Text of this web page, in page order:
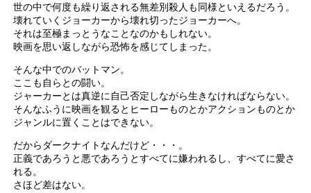
世の中で何度も繰り返される無差別殺人も同様といえるだろう。
壊れていくジョーカーから壊れ切ったジョーカーへ。
それは至極まっとうなことなのかもしれない。
映画を思い返しながら恐怖を感じてしまった。
そんな中でのバットマン。
ここも自らとの闘い。
ジャーカーとは真逆に自己否定しながら生きなければならない。
そんなふうに映画を観るとヒーローものとかアクションものとか
ジャンルに置くことはできない。
だからダークナイトなんだけど・・・。
正義であろうと悪であろうとすべてに嫌われるし、すべてに愛さ
れる。
さほど差はない。